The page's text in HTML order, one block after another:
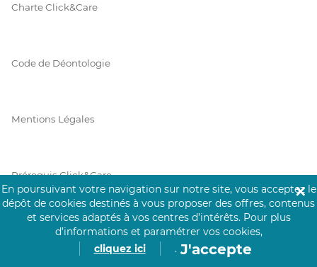
Charte Click&Care
Code de Déontologie
Mentions Légales
Prérequis Click&Care
Protection des Données
En poursuivant votre navigation sur notre site, vous acceptez le
dépôt de cookies destinés à vous proposer des offres, contenus
et services adaptés à vos centres d’intérêts. Pour plus
d’informations et paramétrer vos cookies,
cliquez ici
. J'accepte
✕